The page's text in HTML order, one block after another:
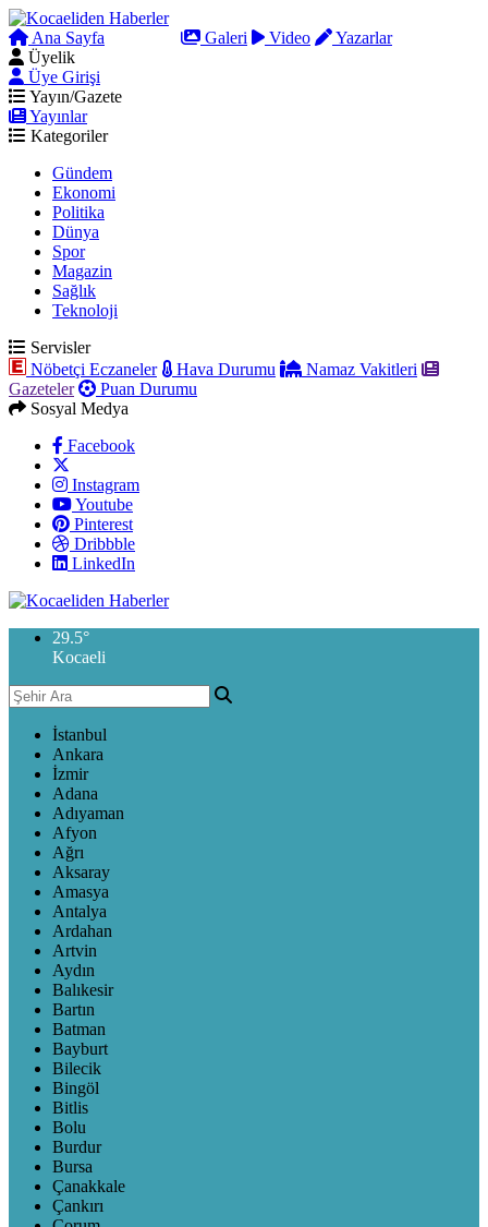
Ana Sayfa Galeri Video
Yazarlar
Üyelik
Üye Girişi
Yayın/Gazete
Yayınlar
Kategoriler
Gündem
Ekonomi
Politika
Dünya
Spor
Magazin
Sağlık
Teknoloji
Servisler
Nöbetçi Eczaneler
Hava Durumu
Namaz Vakitleri
Gazeteler
Puan Durumu
Sosyal Medya
Facebook
Instagram
Youtube
Pinterest
Dribbble
LinkedIn
29.5°
Kocaeli
İstanbul
Ankara
İzmir
Adana
Adıyaman
Afyon
Ağrı
Aksaray
Amasya
Antalya
Ardahan
Artvin
Aydın
Balıkesir
Bartın
Batman
Bayburt
Bilecik
Bingöl
Bitlis
Bolu
Burdur
Bursa
Çanakkale
Çankırı